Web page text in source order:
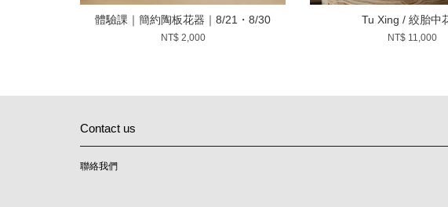
體驗課｜簡約陶板花器｜8/21・8/30
NT$ 2,000
Tu Xing / 絞胎中
NT$ 11,000
Contact us
聯絡我們